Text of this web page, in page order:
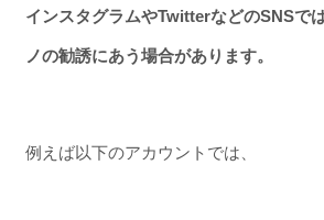
インスタグラムやTwitterなどのSNSで
ノの勧誘にあう場合があります。
例えば以下のアカウントでは、